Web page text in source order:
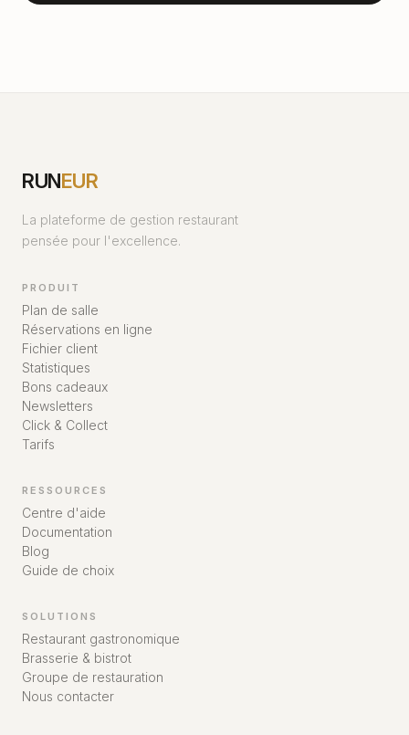
RUNEUR
La plateforme de gestion restaurant
pensée pour l'excellence.
PRODUIT
Plan de salle
Réservations en ligne
Fichier client
Statistiques
Bons cadeaux
Newsletters
Click & Collect
Tarifs
RESSOURCES
Centre d'aide
Documentation
Blog
Guide de choix
SOLUTIONS
Restaurant gastronomique
Brasserie & bistrot
Groupe de restauration
Nous contacter